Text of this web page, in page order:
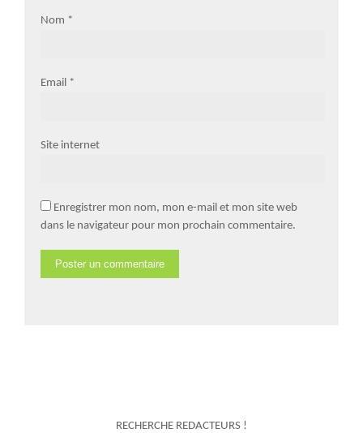
Nom *
Email *
Site internet
Enregistrer mon nom, mon e-mail et mon site web
dans le navigateur pour mon prochain commentaire.
RECHERCHE REDACTEURS !